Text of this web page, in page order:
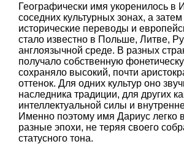
Географически имя укоренилось в
соседних культурных зонах, а
исторические переводы и
стало известно в Польше, Литве,
англоязычной среде. В разных
получало собственную
сохраняло высокий, почти
оттенок. Для одних культур оно
наследника традиции, для других
интеллектуальной силы и
Именно поэтому имя Дариус легко
разные эпохи, не теряя своего
статусного тона.